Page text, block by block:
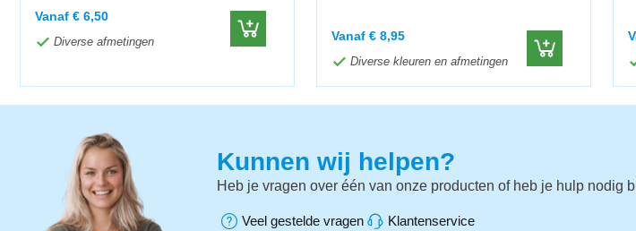
Vanaf € 6,50
Diverse afmetingen Vanaf € 8,95
Diverse kleuren en afmetingen
Kunnen wij helpen?
Heb je vragen over één van onze producten of heb je hulp nodig
Veel gestelde vragen Klantenservice